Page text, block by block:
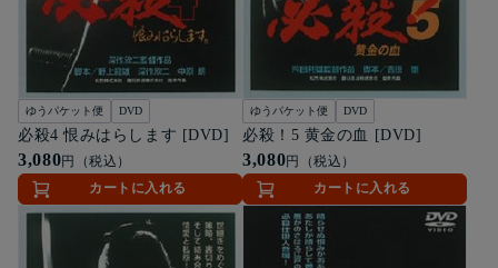
ゆうパケット便 DVD
必殺4 恨みはらします [DVD]
3,080円（税込）
カートに入れる
ゆうパケット便 DVD
必殺！5 黄金の血 [DVD]
3,080円（税込）
カートに入れる